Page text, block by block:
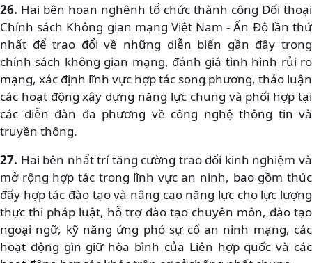
26. Hai bên hoan nghênh tổ chức thành công Đối thoại
Chính sách Không gian mạng Việt Nam - Ấn Độ lần thứ
nhất để trao đổi về những diễn biến gần đây trong
chính sách không gian mạng, đánh giá tình hình rủi ro
mạng, xác định lĩnh vực hợp tác song phương, thảo luận
các hoạt động xây dựng năng lực chung và phối hợp tại
các diễn đàn đa phương về công nghệ thông tin và
truyền thông.
27. Hai bên nhất trí tăng cường trao đổi kinh nghiệm và
mở rộng hợp tác trong lĩnh vực an ninh, bao gồm thúc
đẩy hợp tác đào tạo và nâng cao năng lực cho lực lượng
thực thi pháp luật, hỗ trợ đào tạo chuyên môn, đào tạo
ngoại ngữ, kỹ năng ứng phó sự cố an ninh mạng, các
hoạt động gìn giữ hòa bình của Liên hợp quốc và các